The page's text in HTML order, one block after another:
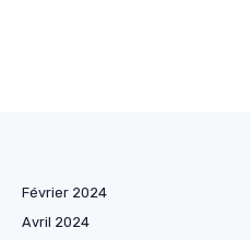
Février 2024
Avril 2024